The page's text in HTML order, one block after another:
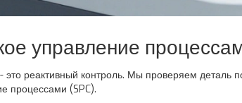
управление
реактивный контроль. Мы проверяем деталь
процессами (SPC).